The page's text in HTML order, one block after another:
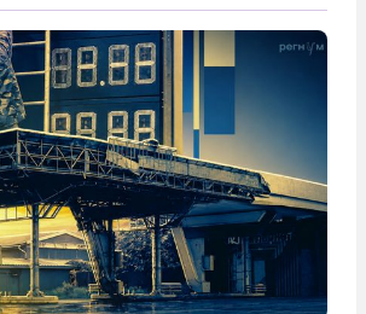
президент Владимир Путин
5 августа в Кремле...